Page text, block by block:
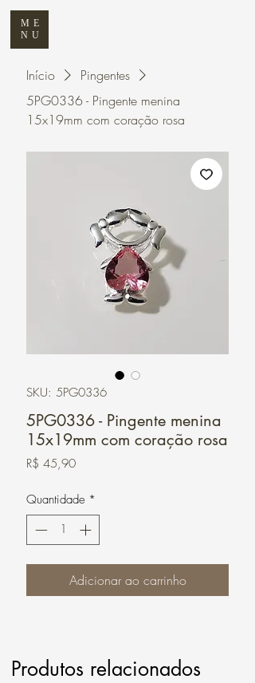
ME
NU
Início
Pingentes
5PG0336 - Pingente menina
15x19mm com coração rosa
SKU: 5PG0336
5PG0336 - Pingente menina
15x19mm com coração rosa
R$ 45,90Preço
Quantidade *
Adicionar ao carrinho
Produtos relacionados